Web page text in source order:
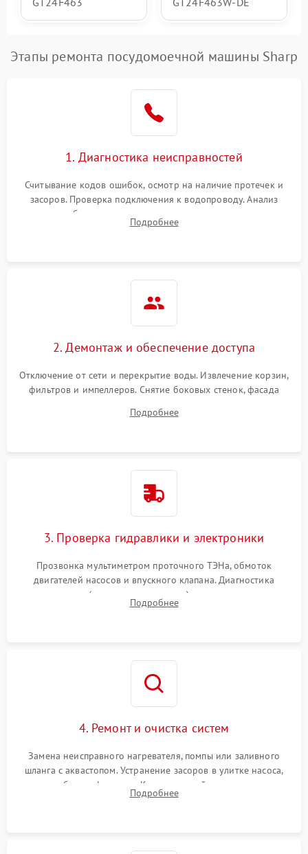
Этапы ремонта посудомоечной машины Sharp
1. Диагностика неисправностей
Считывание кодов ошибок, осмотр на наличие протечек и
засоров. Проверка подключения к водопроводу. Анализ
жалоб на отсутствие слива, нагрева, вращения
разбрызгивателей или срабатывание системы защиты
Подробнее
2. Демонтаж и обеспечение доступа
Отключение от сети и перекрытие воды. Извлечение корзин,
фильтров и импеллеров. Снятие боковых стенок, фасада
циркуляционному насосу, ТЭНу и сливной помпе.
Подробнее
3. Проверка гидравлики и электроники
Прозвонка мультиметром проточного ТЭНа, обмоток
двигателей насосов и впускного клапана. Диагностика
прессостата (датчика уровня воды), датчика мутности,
концевика дверцы и электронного модуля управления.
Подробнее
4. Ремонт и очистка систем
Замена неисправного нагревателя, помпы или заливного
шланга с аквастопом. Устранение засоров в улитке насоса,
патрубках и фильтрах. Компонентный ремонт платы
управления, восстановление поврежденной проводки.
Подробнее